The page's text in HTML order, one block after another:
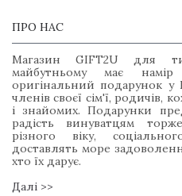
ПРО НАС
Магазин GIFT2U для
майбутньому має
оригінальний подарунок у
членів своєї сім'ї, родичів,
і знайомих. Подарунки
радість винуватцям
різного віку,
доставлять море
хто їх дарує.
Далі >>